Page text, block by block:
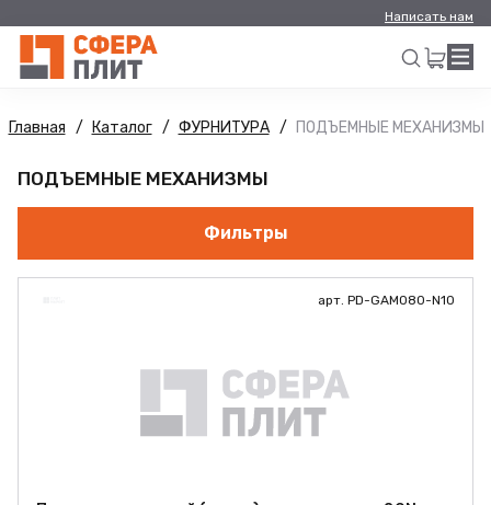
Написать нам
Искать
Главная Каталог ФУРНИТУРА ПОДЪЕМНЫЕ МЕХАНИЗМЫ
ПОДЪЕМНЫЕ МЕХАНИЗМЫ
Фильтры
арт. PD-GAM080-N10